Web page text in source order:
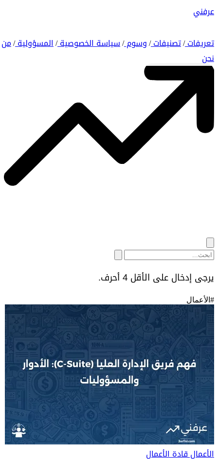
عرفني
تعريفات/ تصنيفات/ وسوم/ سياسة الخصوصية/ المسؤولية/ من
نحن
يرجى إدخال على الأقل 4 أحرف.
# الأعمال
الأعمالقادة الأعمال